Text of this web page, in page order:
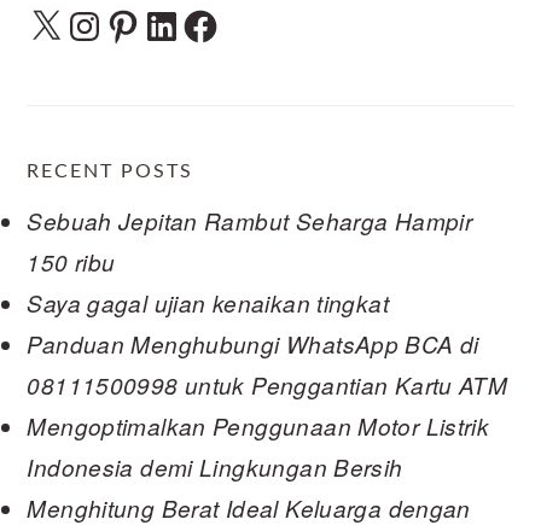
X Instagram
Pinterest
LinkedInFacebook
RECENT POSTS
Sebuah Jepitan Rambut Seharga Hampir
150 ribu
Saya gagal ujian kenaikan tingkat
Panduan Menghubungi WhatsApp BCA di
08111500998 untuk Penggantian Kartu ATM
Mengoptimalkan Penggunaan Motor Listrik
Indonesia demi Lingkungan Bersih
Menghitung Berat Ideal Keluarga dengan